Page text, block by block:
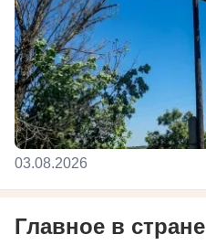
03.08.2026
Главное в стране